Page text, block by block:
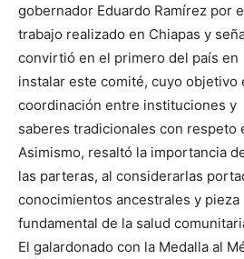
gobernador Eduardo Ramírez por
trabajo realizado en Chiapas y
convirtió en el primero del país en
instalar este comité, cuyo objetivo
coordinación entre instituciones y
saberes tradicionales con respeto
Asimismo, resaltó la importancia
las parteras, al considerarlas
conocimientos ancestrales y pieza
fundamental de la salud
El galardonado con la Medalla al